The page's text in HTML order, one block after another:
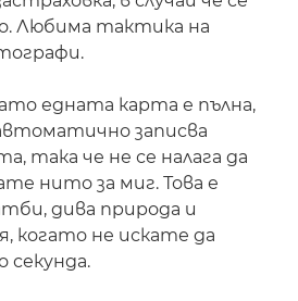
Любима тактика на
едната карта е пълна,
записва
така че не се налага да
нито за миг. Това е
дива природа и
когато не искате да